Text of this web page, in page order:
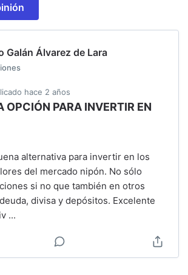
Galán Álvarez de Lara
hace 2 años
OPCIÓN PARA INVERTIR EN
alternativa para invertir en los
del mercado nipón. No sólo
si no que también en otros
divisa y depósitos. Excelente
...